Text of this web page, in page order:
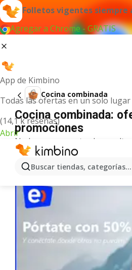
Folletos vigentes siempre
Agregar a Chrome - GRATIS
App de Kimbino
Todas las ofertas en un solo lugar
(14,1 k reseñas)
Abrir
Buscar tiendas, categorías,
Cocina combinada
Cocina combinada:
promociones
No hemos encontrado
término.
Más ofertas en la